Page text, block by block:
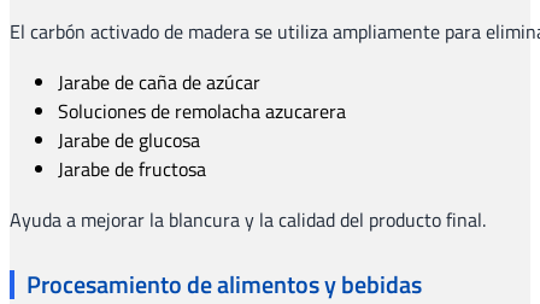
El carbón activado de madera se utiliza ampliamente para
Jarabe de caña de azúcar
Soluciones de remolacha azucarera
Jarabe de glucosa
Jarabe de fructosa
Ayuda a mejorar la blancura y la calidad del producto final.
Procesamiento de alimentos y bebidas